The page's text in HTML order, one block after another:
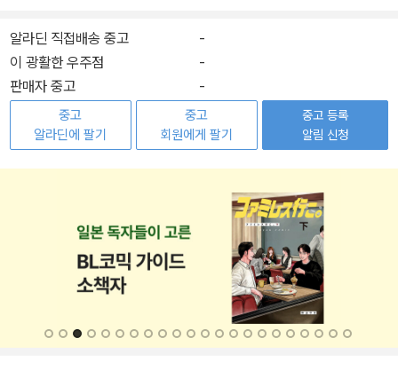
알라딘 직접배송 중고
-
이 광활한 우주점
-
판매자 중고
-
중고
알라딘에 팔기
중고
회원에게 팔기
중고 등록
알림 신청